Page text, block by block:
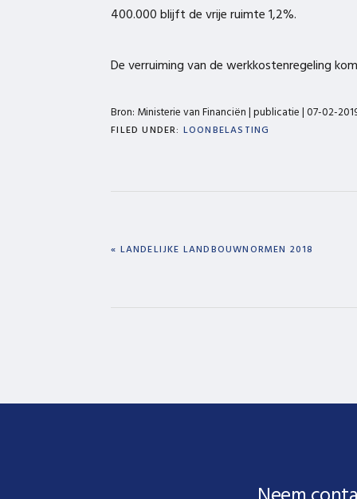
400.000 blijft de vrije ruimte 1,2%.
De verruiming van de werkkostenregeling
Bron: Ministerie van Financiën | publicatie | 07-02-
FILED UNDER: LOONBELASTING
PREVIOUS
« LANDELIJKE LANDBOUWNORMEN 2018